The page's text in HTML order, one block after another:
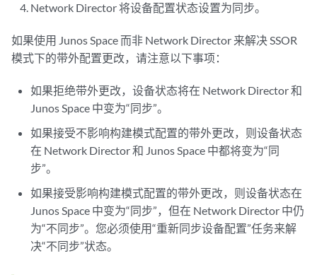
Network Director 将设备配置状态设置为同步。
如果使用 Junos Space 而非 Network Director 来解决 SSOR
模式下的带外配置更改，请注意以下事项：
如果拒绝带外更改，设备状态将在 Network Director 和
Junos Space 中变为“同步”。
如果接受不影响构建模式配置的带外更改，则设备状态
在 Network Director 和 Junos Space 中都将变为“同
步”。
如果接受影响构建模式配置的带外更改，则设备状态在
Junos Space 中变为“同步”，但在 Network Director 中仍
为“不同步”。您必须使用“重新同步设备配置”任务来解
决“不同步”状态。